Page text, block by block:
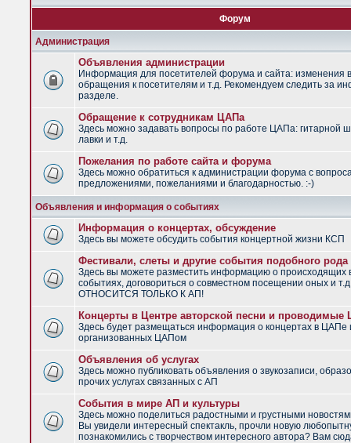
Форум
Администрация
Объявления администрации
Информация для посетителей форума и сайта: изменения
обращения к посетителям и т.д. Рекомендуем следить за
разделе.
Обращение к сотрудникам ЦАПа
Здесь можно задавать вопросы по работе ЦАПа: гитарной
лавки и т.д.
Пожелания по работе сайта и форума
Здесь можно обратиться к администрации форума с
предложениями, пожеланиями и благодарностью. :-)
Объявления и информация о событиях
Информация о концертах, обсуждение
Здесь вы можете обсудить события концертной жизни КСП
Фестивали, слеты и другие события подобного рода
Здесь вы можете разместить информацию о
событиях, договориться о совместном посещении оных и
ОТНОСИТСЯ ТОЛЬКО К АП!
Концерты в Центре авторской песни и
Здесь будет размещаться информация о концертах в ЦАПе
организованных ЦАПом
Объявления об услугах
Здесь можно публиковать объявления о звукозаписи,
прочих услугах связанных с АП
События в мире АП и культуры
Здесь можно поделиться радостными и грустными
Вы увидели интересный спектакль, прочли новую
познакомились с творчеством интересного автора? Вам